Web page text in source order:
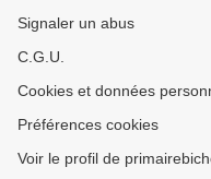
Signaler un abus
C.G.U.
Cookies et données
Préférences cookies
Voir le profil de